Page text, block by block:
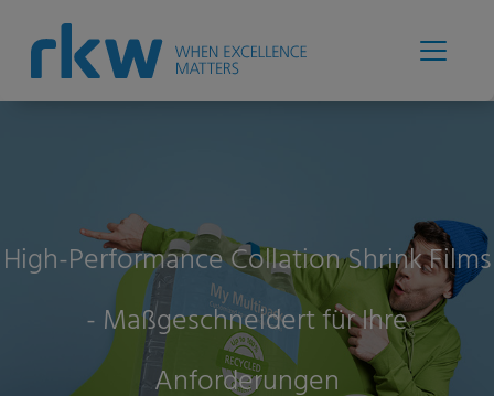
High-Performance Collation Shrink Films
- Maßgeschneidert für Ihre
Anforderungen